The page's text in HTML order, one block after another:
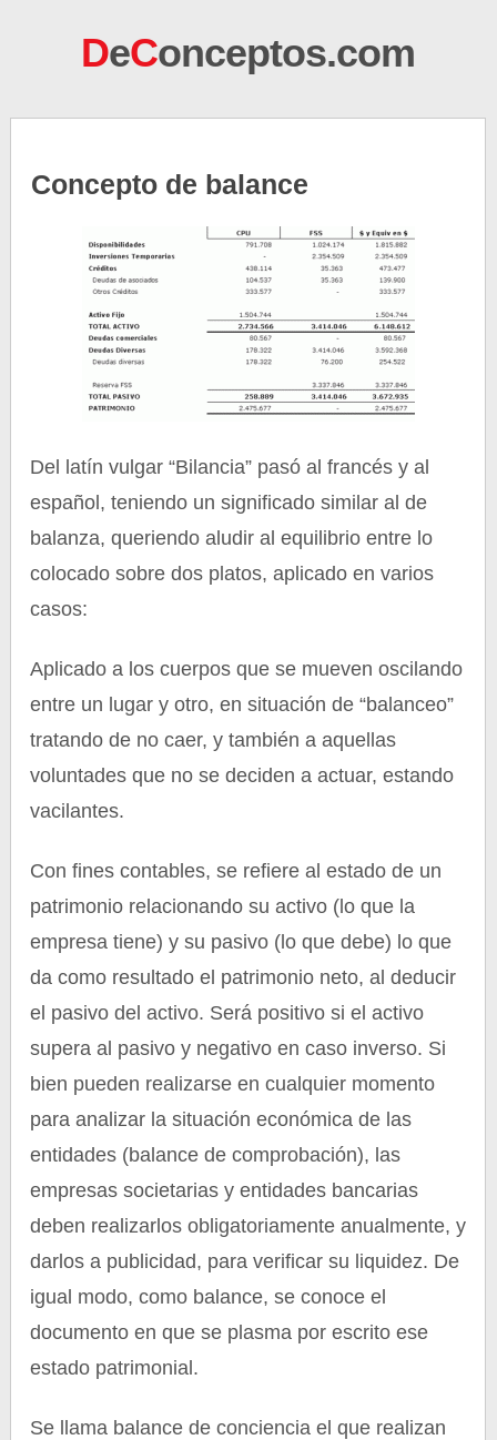
DeConceptos.com
Concepto de balance
Del latín vulgar “Bilancia” pasó al francés y al
español, teniendo un significado similar al de
balanza, queriendo aludir al equilibrio entre lo
colocado sobre dos platos, aplicado en varios
casos:
Aplicado a los cuerpos que se mueven oscilando
entre un lugar y otro, en situación de “balanceo”
tratando de no caer, y también a aquellas
voluntades que no se deciden a actuar, estando
vacilantes.
Con fines contables, se refiere al estado de un
patrimonio relacionando su activo (lo que la
empresa tiene) y su pasivo (lo que debe) lo que
da como resultado el patrimonio neto, al deducir
el pasivo del activo. Será positivo si el activo
supera al pasivo y negativo en caso inverso. Si
bien pueden realizarse en cualquier momento
para analizar la situación económica de las
entidades (balance de comprobación), las
empresas societarias y entidades bancarias
deben realizarlos obligatoriamente anualmente, y
darlos a publicidad, para verificar su liquidez. De
igual modo, como balance, se conoce el
documento en que se plasma por escrito ese
estado patrimonial.
Se llama balance de conciencia el que realizan